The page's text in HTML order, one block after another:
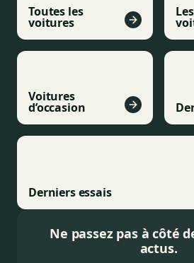
Toutes les
voitures
Voitures
d’occasion
Derniers essais
Ne passez pas à côté
actus.